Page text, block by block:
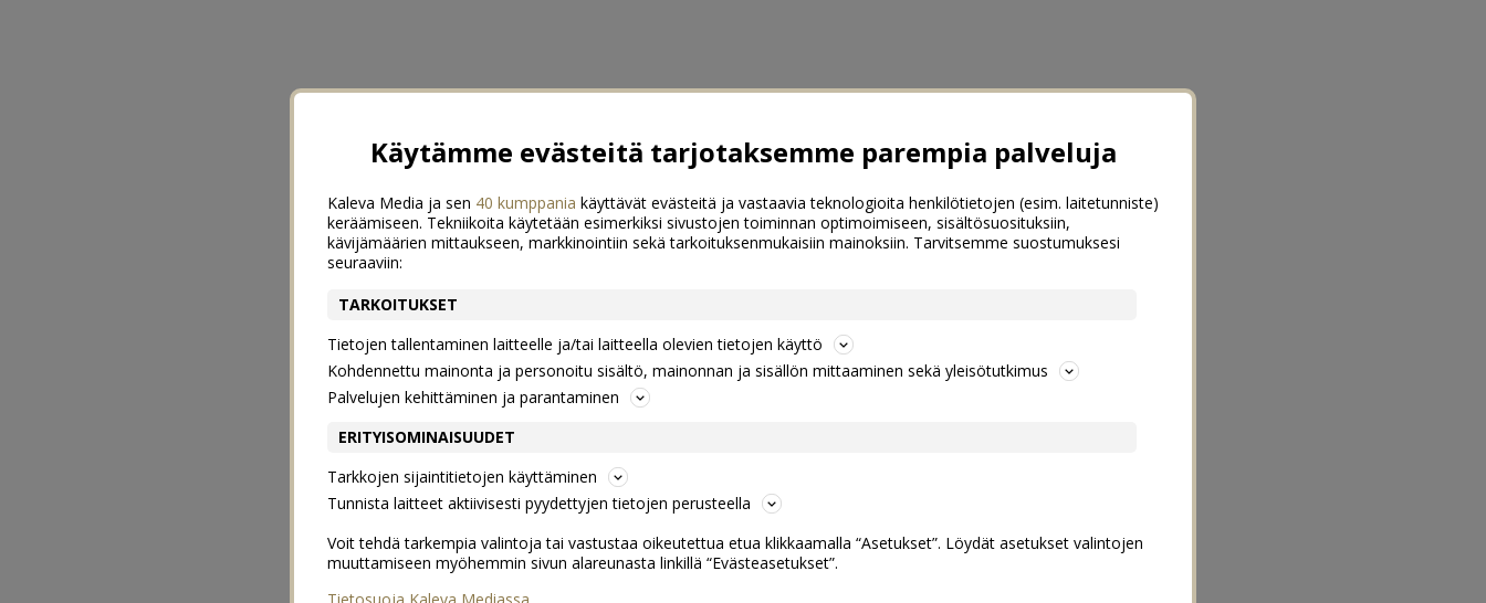
Käytämme evästeitä tarjotaksemme parempia palveluja
Kaleva Media ja sen 40 kumppania käyttävät evästeitä ja vastaavia teknologioita henkilötietojen (esim. laitetunniste)
keräämiseen. Tekniikoita käytetään esimerkiksi sivustojen toiminnan optimoimiseen, sisältösuosituksiin,
kävijämäärien mittaukseen, markkinointiin sekä tarkoituksenmukaisiin mainoksiin. Tarvitsemme suostumuksesi
seuraaviin:
TARKOITUKSET
Tietojen tallentaminen laitteelle ja/tai laitteella olevien tietojen käyttö
Kohdennettu mainonta ja personoitu sisältö, mainonnan ja sisällön mittaaminen sekä yleisötutkimus
Palvelujen kehittäminen ja parantaminen
ERITYISOMINAISUUDET
Tarkkojen sijaintitietojen käyttäminen
Tunnista laitteet aktiivisesti pyydettyjen tietojen perusteella
Voit tehdä tarkempia valintoja tai vastustaa oikeutettua etua klikkaamalla “Asetukset”. Löydät asetukset valintojen
muuttamiseen myöhemmin sivun alareunasta linkillä “Evästeasetukset”.